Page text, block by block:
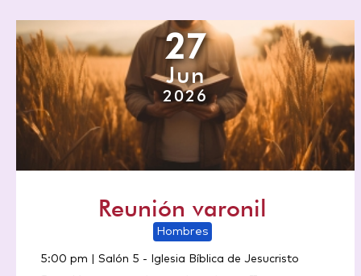
27
Jun
2026
Reunión varonil
Hombres
5:00 pm | Salón 5 - Iglesia Bíblica de Jesucristo